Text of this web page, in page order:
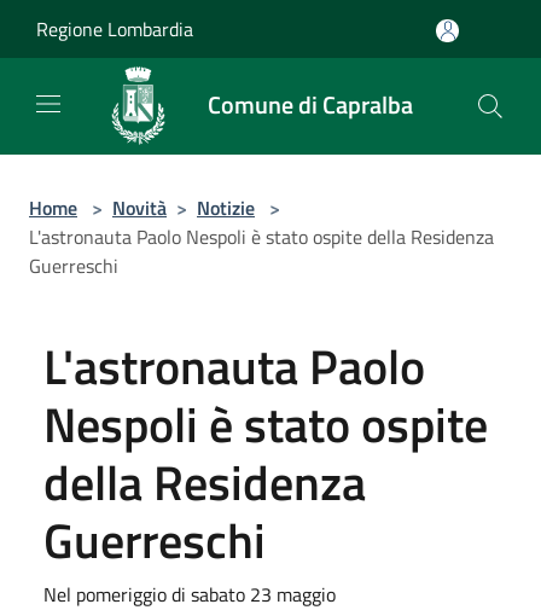
Regione Lombardia
Comune di Capralba
Home > Novità > Notizie >
L'astronauta Paolo Nespoli è stato ospite della Residenza
Guerreschi
L'astronauta Paolo
Nespoli è stato ospite
della Residenza
Guerreschi
Nel pomeriggio di sabato 23 maggio